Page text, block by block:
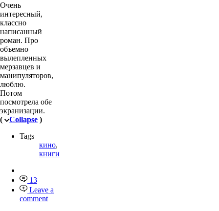
Очень
интересный,
классно
написанный
роман. Про
объемно
вылепленных
мерзавцев и
манипуляторов,
люблю.
Потом
посмотрела обе
экранизации.
(
Collapse )
Tags
кино,
книги
13
Leave a
comment